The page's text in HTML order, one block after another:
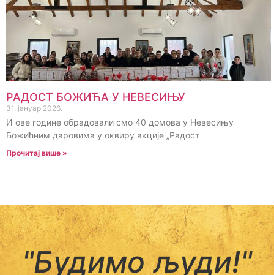
РАДОСТ БОЖИЋА У НЕВЕСИЊУ
31. јануар 2026.
И ове године обрадовали смо 40 домова у Невесињу
Божићним даровима у оквиру акције „Радост
Прочитај више »
"Будимо људи!"